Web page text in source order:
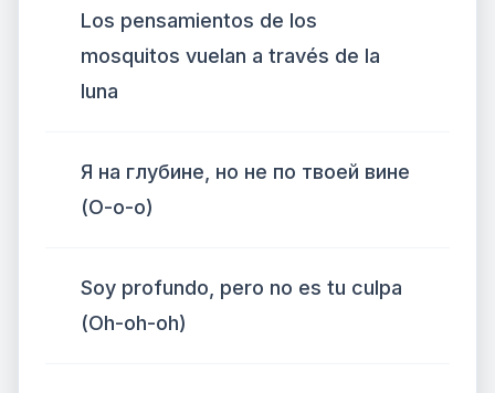
Los pensamientos de los
mosquitos vuelan a través de la
luna
Я на глубине, но не по твоей вине
(О-о-о)
Soy profundo, pero no es tu culpa
(Oh-oh-oh)